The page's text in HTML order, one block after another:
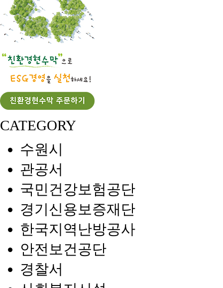
CATEGORY
수원시
관공서
국민건강보험공단
경기신용보증재단
한국지역난방공사
안전보건공단
경찰서